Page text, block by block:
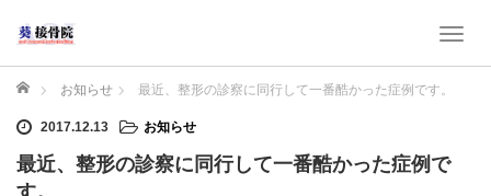
T
e
ホーム お知らせ 最近、整形の診察に同行して一番酷かった症例です。
2017.12.13 お知らせ
最近、整形の診察に同行して一番酷かった症例で
す。